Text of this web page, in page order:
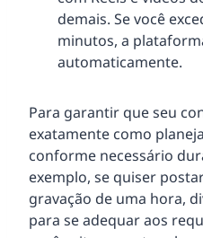
demais. Se você
minutos, a
automaticamente.
Para garantir que seu
exatamente como
conforme necessário
exemplo, se quiser
gravação de uma hora,
para se adequar aos